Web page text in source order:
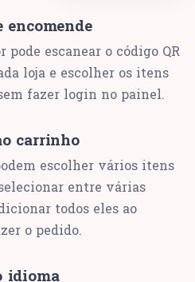
pode escanear o código QR
loja e escolher os itens
fazer login no painel.
carrinho
escolher vários itens
entre várias
todos eles ao
o pedido.
idioma